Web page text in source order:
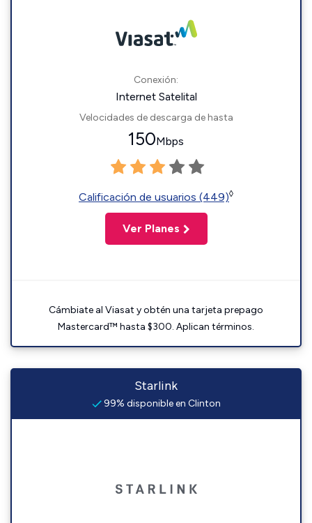
Conexión:
Internet Satelital
Velocidades de descarga de hasta
150Mbps
Calificación de usuarios (449)◊
Ver Planes
Cámbiate al Viasat y obtén una tarjeta prepago
Mastercard™ hasta $300. Aplican términos.
Starlink
99% disponible en Clinton